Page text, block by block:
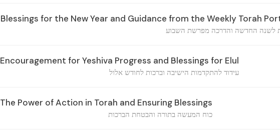
Blessings for the New Year and Guidance from the Weekly Torah
לשנה החדשה והדרכה מפרשת השבוע
Encouragement for Yeshiva Progress and Blessings for Elul
עידוד להתקדמות הישיבה וברכות לחודש אלול
The Power of Action in Torah and Ensuring Blessings
כוח המעשה בתורה והבטחת הברכות